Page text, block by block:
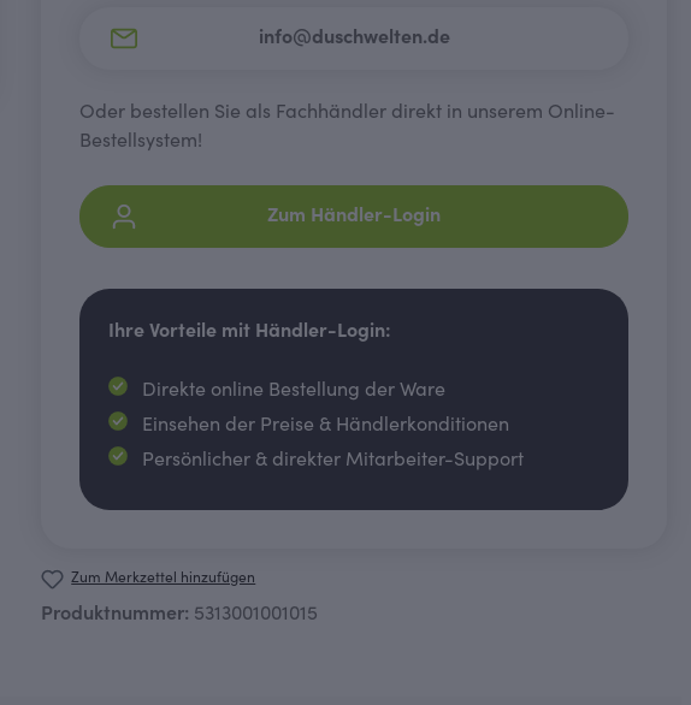
info@duschwelten.de
Oder bestellen Sie als Fachhändler direkt in unserem Online-
Bestellsystem!
Zum Händler-Login
Ihre Vorteile mit Händler-Login:
Direkte online Bestellung der Ware
Einsehen der Preise & Händlerkonditionen
Persönlicher & direkter Mitarbeiter-Support
Zum Merkzettel hinzufügen
Produktnummer: 5313001001015